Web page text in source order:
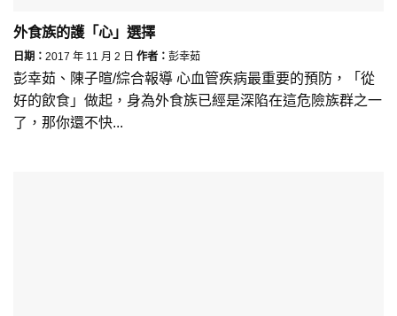
外食族的護「心」選擇
日期： 2017 年 11 月 2 日 作者： 彭幸茹
彭幸茹、陳子暄/綜合報導 心血管疾病最重要的預防，「從
好的飲食」做起，身為外食族已經是深陷在這危險族群之一
了，那你還不快...